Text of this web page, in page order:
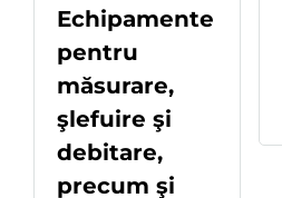
Echipamente
pentru
măsurare,
şlefuire şi
debitare,
precum şi